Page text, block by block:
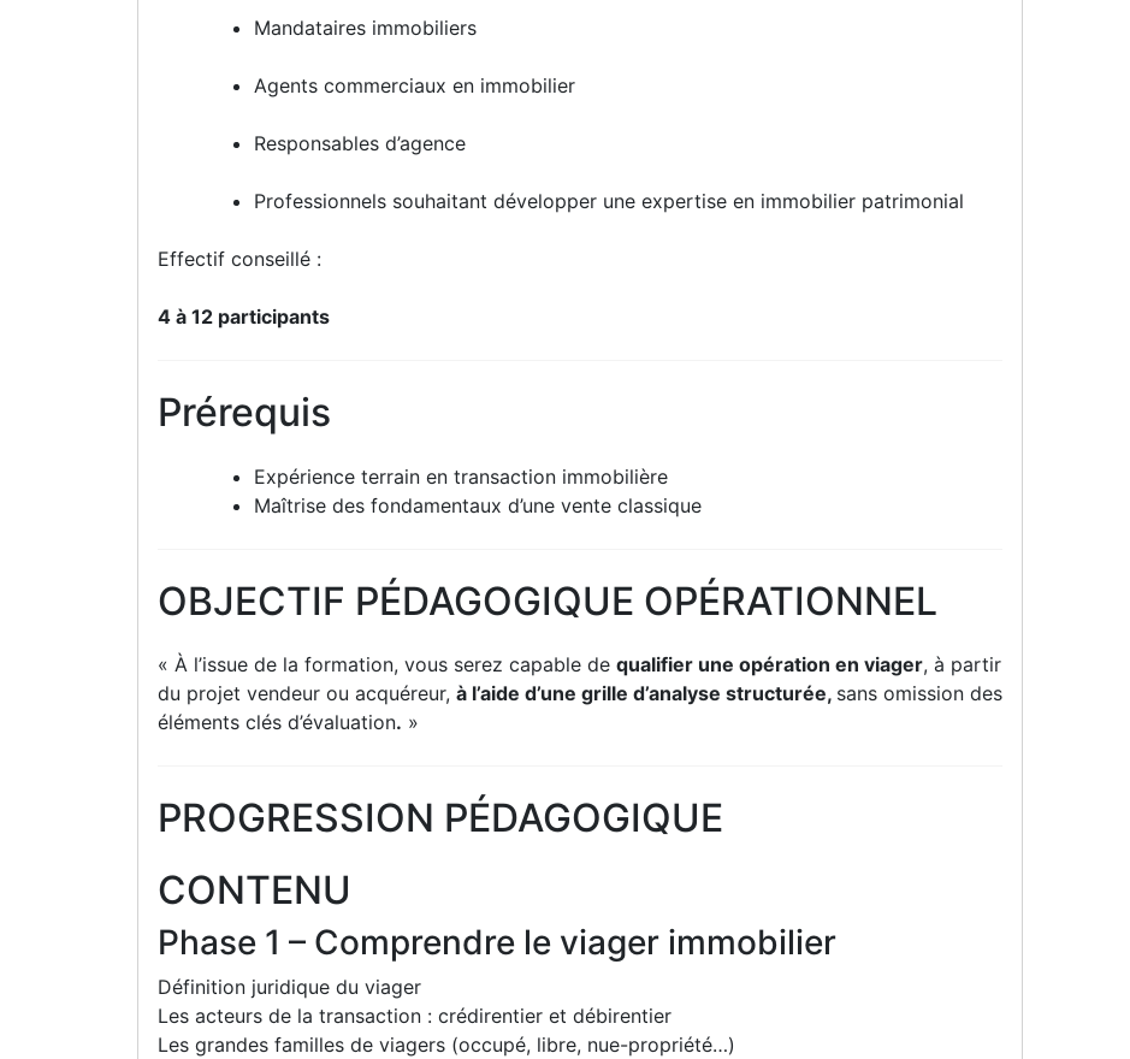
Mandataires immobiliers
Agents commerciaux en immobilier
Responsables d’agence
Professionnels souhaitant développer une expertise en immobilier patrimonial
Effectif conseillé :
4 à 12 participants
Prérequis
Expérience terrain en transaction immobilière
Maîtrise des fondamentaux d’une vente classique
OBJECTIF PÉDAGOGIQUE OPÉRATIONNEL
« À l’issue de la formation, vous serez capable de qualifier une opération en viager, à partir
du projet vendeur ou acquéreur, à l’aide d’une grille d’analyse structurée, sans omission des
éléments clés d’évaluation. »
PROGRESSION PÉDAGOGIQUE
CONTENU
Phase 1 – Comprendre le viager immobilier
Définition juridique du viager
Les acteurs de la transaction : crédirentier et débirentier
Les grandes familles de viagers (occupé, libre, nue-propriété…)